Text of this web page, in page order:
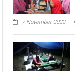
7 November 2022